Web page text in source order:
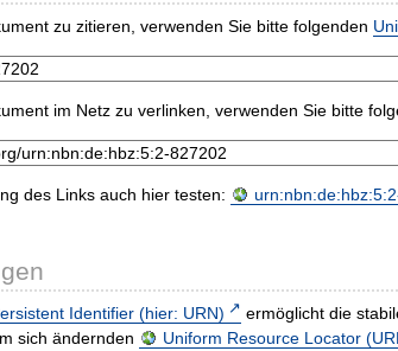
zu zitieren, verwenden Sie bitte folgenden
im Netz zu verlinken, verwenden Sie bitte
des Links auch hier testen:
Identifier (hier: URN)
ermöglicht die
sich ändernden
Uniform Resource Locator